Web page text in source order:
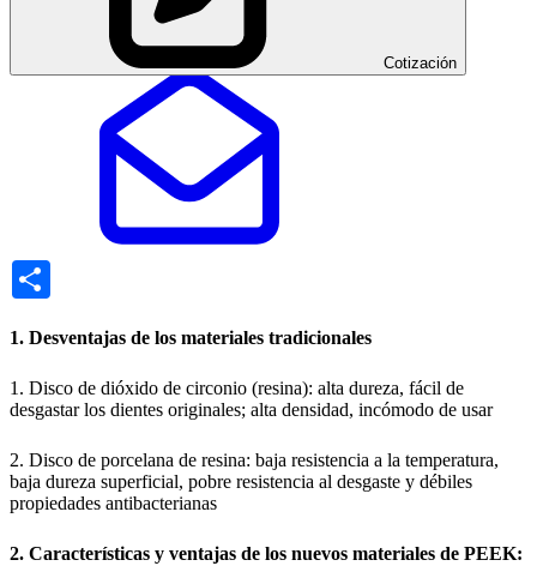
Cotización
1. Desventajas de los materiales tradicionales
1. Disco de dióxido de circonio (resina): alta dureza, fácil de
desgastar los dientes originales; alta densidad, incómodo de usar
2. Disco de porcelana de resina: baja resistencia a la temperatura,
baja dureza superficial, pobre resistencia al desgaste y débiles
propiedades antibacterianas
2. Características y ventajas de los nuevos materiales de PEEK: